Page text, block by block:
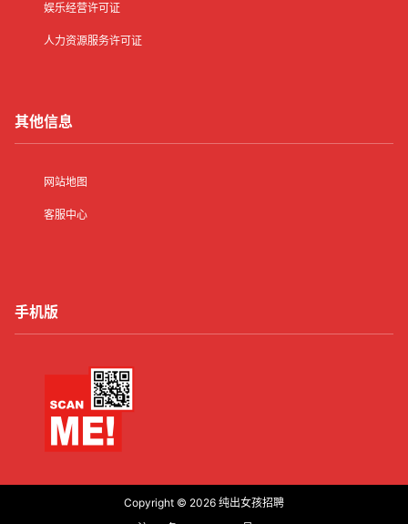
娱乐经营许可证
人力资源服务许可证
其他信息
网站地图
客服中心
手机版
Copyright © 2026 纯出女孩招聘